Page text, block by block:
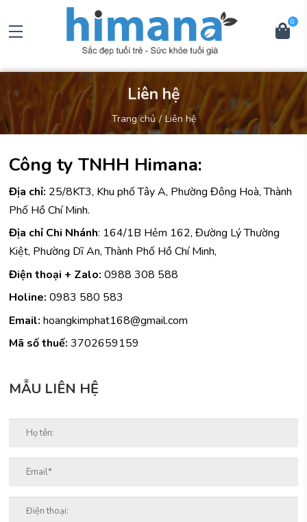
0
Liên hệ
trang chủ liên hệ
Công ty TNHH Himana:
Địa chỉ: 25/8KT3, Khu phố Tây A, Phường Đông Hoà, Thành
Phố Hồ Chí Minh.
Địa chỉ Chi Nhánh: 164/1B Hẻm 162, Đường Lý Thường
Kiệt, Phường Dĩ An, Thành Phố Hồ Chí Minh,
Điện thoại + Zalo: 0988 308 588
Holine: 0983 580 583
Email: hoangkimphat168@gmail.com
Mã số thuế:3702659159
MẪU LIÊN HỆ